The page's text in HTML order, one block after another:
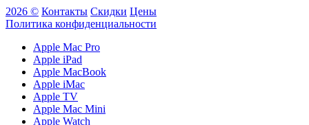
2026 © Контакты Скидки Цены
Политика конфиденциальности
Apple Mac Pro
Apple iPad
Apple MacBook
Apple iMac
Apple TV
Apple Mac Mini
Apple Watch